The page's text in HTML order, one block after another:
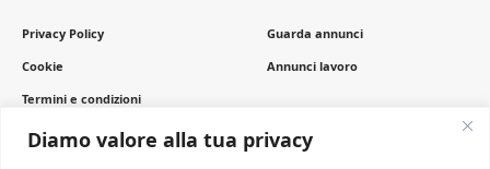
Diamo valore alla tua privacy
Privacy Policy
Cookie
Termini e condizioni
Copyright
Guarda annunci
Annunci lavoro